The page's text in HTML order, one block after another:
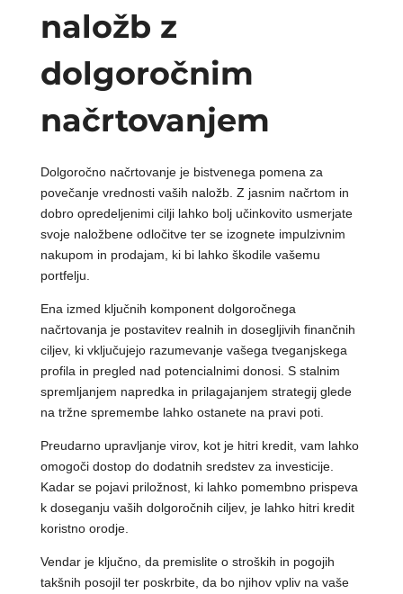
naložb z
dolgoročnim
načrtovanjem
Dolgoročno načrtovanje je bistvenega pomena za
povečanje vrednosti vaših naložb. Z jasnim načrtom in
dobro opredeljenimi cilji lahko bolj učinkovito usmerjate
svoje naložbene odločitve ter se izognete impulzivnim
nakupom in prodajam, ki bi lahko škodile vašemu
portfelju.
Ena izmed ključnih komponent dolgoročnega
načrtovanja je postavitev realnih in dosegljivih finančnih
ciljev, ki vključujejo razumevanje vašega tveganjskega
profila in pregled nad potencialnimi donosi. S stalnim
spremljanjem napredka in prilagajanjem strategij glede
na tržne spremembe lahko ostanete na pravi poti.
Preudarno upravljanje virov, kot je hitri kredit, vam lahko
omogoči dostop do dodatnih sredstev za investicije.
Kadar se pojavi priložnost, ki lahko pomembno prispeva
k doseganju vaših dolgoročnih ciljev, je lahko hitri kredit
koristno orodje.
Vendar je ključno, da premislite o stroških in pogojih
takšnih posojil ter poskrbite, da bo njihov vpliv na vaše